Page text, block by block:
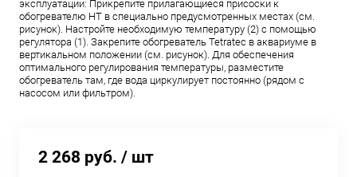
эксплуатации: Прикрепите прилагающиеся присоски к
обогревателю НТ в специально предусмотренных местах (см.
рисунок). Настройте необходимую температуру (2) с помощью
регулятора (1). Закрепите обогреватель Tetratec в аквариуме в
вертикальном положении (см. рисунок). Для обеспечения
оптимального регулирования температуры, разместите
обогреватель там, где вода циркулирует постоянно (рядом с
насосом или фильтром).
2 268 руб. / шт